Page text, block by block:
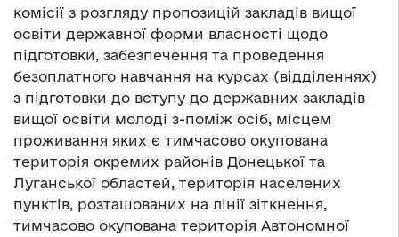
комісії з розгляду пропозицій закладів вищої
освіти державної форми власності щодо
підготовки, забезпечення та проведення
безоплатного навчання на курсах (відділеннях)
з підготовки до вступу до державних закладів
вищої освіти молоді з-поміж осіб, місцем
проживання яких є тимчасово окупована
територія окремих районів Донецької та
Луганської областей, територія населених
пунктів, розташованих на лінії зіткнення,
тимчасово окупована територія Автономної